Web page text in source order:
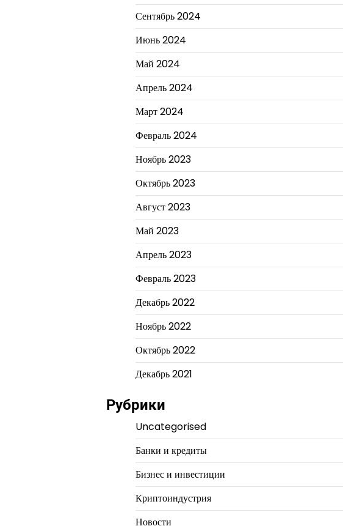
Сентябрь 2024
Июнь 2024
Май 2024
Апрель 2024
Март 2024
Февраль 2024
Ноябрь 2023
Октябрь 2023
Август 2023
Май 2023
Апрель 2023
Февраль 2023
Декабрь 2022
Ноябрь 2022
Октябрь 2022
Декабрь 2021
Рубрики
Uncategorised
Банки и кредиты
Бизнес и инвестиции
Криптоиндустрия
Новости